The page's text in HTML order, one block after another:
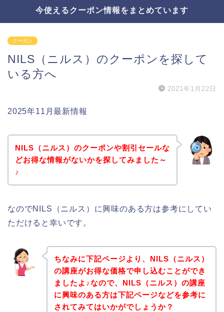
今使えるクーポン情報をまとめています
クーポン
NILS（ニルス）のクーポンを探して
いる方へ
2021年1月22日
2025年11月最新情報
NILS（ニルス）のクーポンや割引セールな
どお得な情報がないかを探してみました～
♪
なのでNILS（ニルス）に興味のある方は参考にしてい
ただけると幸いです。
ちなみに下記ページより、NILS（ニルス）
の講座がお得な価格で申し込むことができ
ましたよ♪なので、NILS（ニルス）の講座
に興味のある方は下記ページなどを参考に
されてみてはいかがでしょうか？